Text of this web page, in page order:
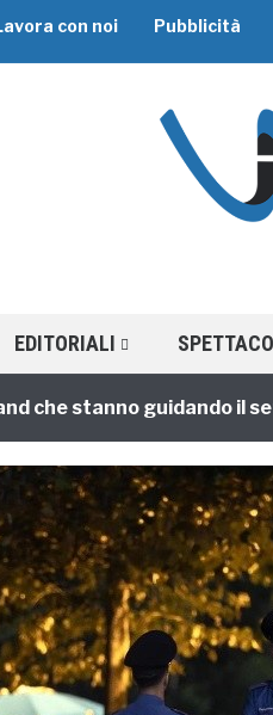
con noi Pubblicità
EDITORIALI
stanno guidando il settore